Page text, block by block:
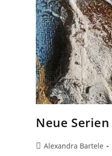
Neue
Beitrags-
Alexandra Bartele